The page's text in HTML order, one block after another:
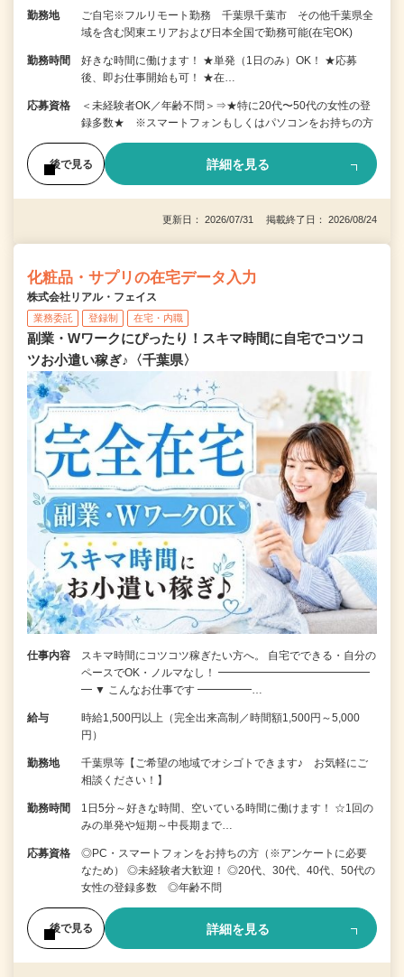
勤務地
ご自宅※フルリモート勤務 千葉県千葉市 その他千葉県全
域を含む関東エリアおよび日本全国で勤務可能(在宅OK)
勤務時間
好きな時間に働けます！ ★単発（1日のみ）OK！ ★応募
後、即お仕事開始も可！ ★在…
応募資格
＜未経験者OK／年齢不問＞⇒★特に20代〜50代の女性の登
録多数★ ※スマートフォンもしくはパソコンをお持ちの方
後で見る 詳細を見る
更新日： 2026/07/31 掲載終了日： 2026/08/24
化粧品・サプリの在宅データ入力
株式会社リアル・フェイス
業務委託 登録制 在宅・内職
副業・Wワークにぴったり！スキマ時間に自宅でコツコ
ツお小遣い稼ぎ♪〈千葉県〉
仕事内容
スキマ時間にコツコツ稼ぎたい方へ。 自宅でできる・自分の
ペースでOK・ノルマなし！ ━━━━━━━━━━━━━━
━ ▼ こんなお仕事です ━━━━━…
給与
時給1,500円以上（完全出来高制／時間額1,500円～5,000
円）
勤務地
千葉県等【ご希望の地域でオシゴトできます♪ お気軽にご
相談ください！】
勤務時間
1日5分～好きな時間、空いている時間に働けます！ ☆1回の
みの単発や短期～中長期まで…
応募資格
◎PC・スマートフォンをお持ちの方（※アンケートに必要
なため） ◎未経験者大歓迎！ ◎20代、30代、40代、50代の
女性の登録多数 ◎年齢不問
後で見る 詳細を見る